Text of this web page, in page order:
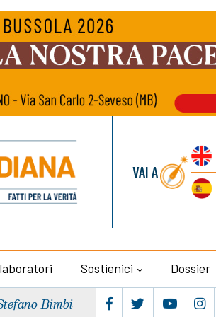
VAI A
Sostienici Dossier
Bimbi